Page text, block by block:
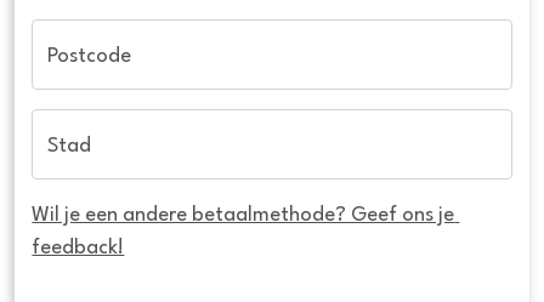
Postcode
Stad
Wil je een andere betaalmethode? Geef ons je
feedback!